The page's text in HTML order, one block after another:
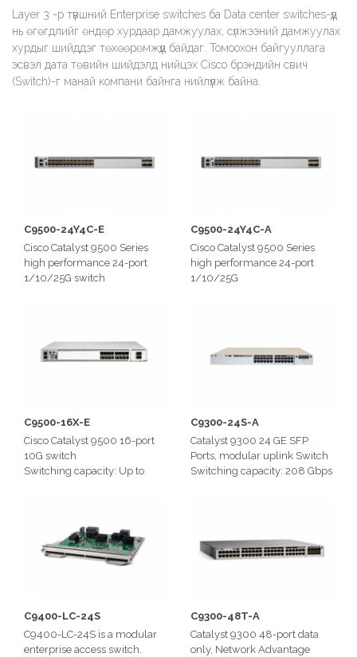
Layer 3 -р түвшний Enterprise switches ба Data center switches-үүд
нь өгөгдлийг өндөр хурдаар дамжуулах, сүлжээний дамжуулах
хурдыг шийддэг төхөөрөмжүүд байдаг. Томоохон байгууллага
эсвэл дата төвийн шийдэлд нийцэх Cisco брэндийн свич
(Switch)-г манай компани байнга нийлүүлж байна.
C9500-24Y4C-E
Cisco Catalyst 9500 Series
high performance 24-port
1/10/25G switch
C9500-24Y4C-A
Cisco Catalyst 9500 Series
high performance 24-port
1/10/25G
C9500-16X-E
Cisco Catalyst 9500 16-port
10G switch
Switching capacity: Up to
C9300-24S-A
Catalyst 9300 24 GE SFP
Ports, modular uplink Switch
Switching capacity: 208 Gbps
C9400-LC-24S
C9400-LC-24S is a modular
enterprise access switch.
C9300-48T-A
Catalyst 9300 48-port data
only, Network Advantage